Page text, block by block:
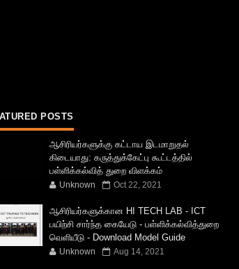
POSTS
ஆசிரியர்களுக்கு கட்டாய இடமாறுதல்
கிடையாது: கருத்துக்கேட்பு கூட்டத்தில்
பள்ளிக்கல்வித் துறை விளக்கம்
Unknown Oct 22, 2021
ஆசிரியர்களுக்கான HI TECH LAB - ICT
பயிற்சி சார்ந்த கையேடு - பள்ளிக்கல்வித்துறை
வெளியீடு - Download Model Guide
Unknown Aug 14, 2021